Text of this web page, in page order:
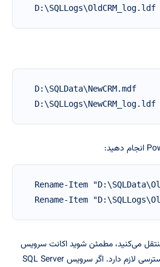
D:\SQLLogs\OldCRM_log.ldf
D:\SQLData\NewCRM.mdf
D:\SQLLogs\NewCRM_log.ldf
Rename-Item
Rename-Item
می‌کنید، مطمئن شوید اکانت سرویس
SQL Server به مسیر جدید دسترسی لازم دارد. اگر سرویس SQL Server